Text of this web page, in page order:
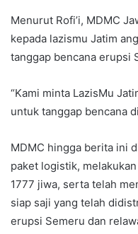
Menurut Rofi’i, MDMC
kepada lazismu Jatim
tanggap bencana erupsi
“Kami minta LazisMu
untuk tanggap bencana
MDMC hingga berita ini
paket logistik,
1777 jiwa, serta telah
siap saji yang telah
erupsi Semeru dan